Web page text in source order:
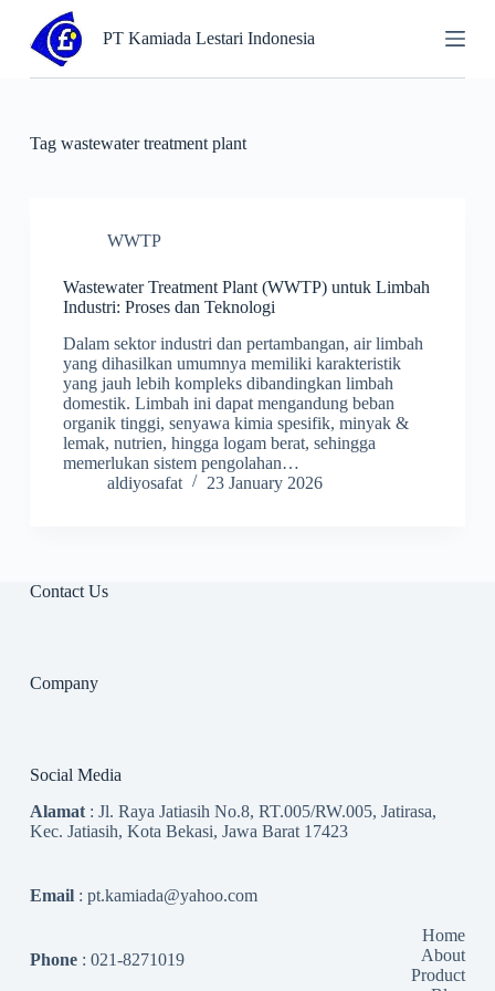
k
p
PT Kamiada Lestari Indonesia
Tagwastewater treatment plant
WWTP
Wastewater Treatment Plant (WWTP) untuk Limbah
Industri: Proses dan Teknologi
Dalam sektor industri dan pertambangan, air limbah
yang dihasilkan umumnya memiliki karakteristik
yang jauh lebih kompleks dibandingkan limbah
domestik. Limbah ini dapat mengandung beban
organik tinggi, senyawa kimia spesifik, minyak &
lemak, nutrien, hingga logam berat, sehingga
memerlukan sistem pengolahan…
aldiyosafat
23 January 2026
Contact Us
Company
Social Media
Alamat : Jl. Raya Jatiasih No.8, RT.005/RW.005, Jatirasa,
Kec. Jatiasih, Kota Bekasi, Jawa Barat 17423
Email : pt.kamiada@yahoo.com
Phone : 021-8271019
Home
About
Product